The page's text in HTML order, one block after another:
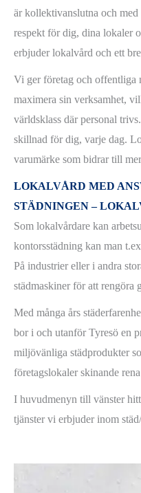
är kollektivanslutna och
respekt för dig, dina lokaler
erbjuder lokalvård och ett
Vi ger företag och offentliga
maximera sin verksamhet,
världsklass där personal
skillnad för dig, varje dag.
varumärke som bidrar till
LOKALVÅRD MED
STÄDNINGEN –
Som lokalvårdare kan
kontorsstädning kan man
På industrier eller i andra
städmaskiner för att rengöra
Med många års
bor i och utanför Tyresö en
miljövänliga städprodukter
företagslokaler skinande
I huvudmenyn till vänster
tjänster vi erbjuder inom